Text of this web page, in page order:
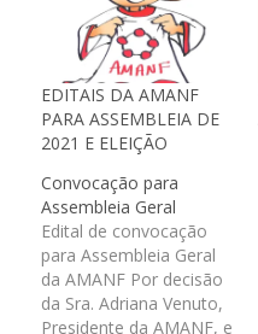
EDITAIS DA AMANF
PARA ASSEMBLEIA DE
2021 E ELEIÇÃO
Convocação para
Assembleia Geral
Edital de convocação
para Assembleia Geral
da AMANF Por decisão
da Sra. Adriana Venuto,
Presidente da AMANF, e